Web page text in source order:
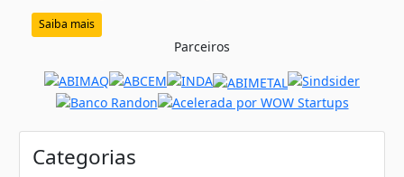
Saiba mais
Parceiros
Categorias